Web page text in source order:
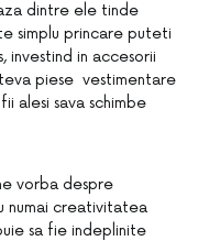
dintre ele tinde
simplu princare puteti
investind in accesorii
piese vestimentare
alesi sava schimbe
vorba despre
numai creativitatea
sa fie indeplinite